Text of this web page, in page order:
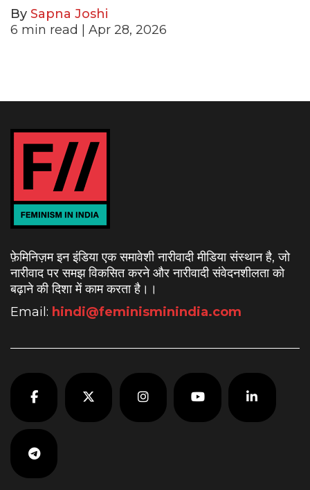
By Sapna Joshi
6 min read | Apr 28, 2026
फ़ेमिनिज़म इन इंडिया एक समावेशी नारीवादी मीडिया संस्थान है, जो
नारीवाद पर समझ विकसित करने और नारीवादी संवेदनशीलता को
बढ़ाने की दिशा में काम करता है। ।
Email: hindi@feminisminindia.com